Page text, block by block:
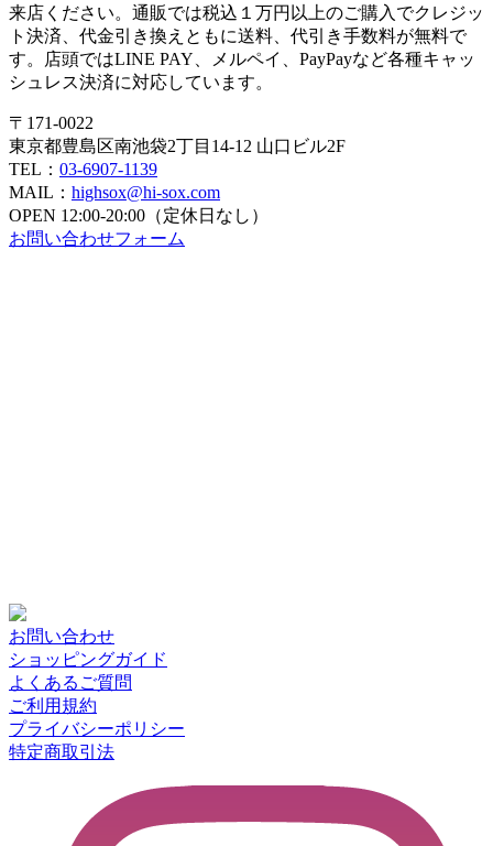
来店ください。通販では税込１万円以上のご購入でクレジッ
ト決済、代金引き換えともに送料、代引き手数料が無料で
す。店頭ではLINE PAY、メルペイ、PayPayなど各種キャッ
シュレス決済に対応しています。
〒171-0022
東京都豊島区南池袋2丁目14-12 山口ビル2F
TEL： 03-6907-1139
MAIL： highsox@hi-sox.com
OPEN 12:00-20:00（定休日なし）
お問い合わせフォーム
お問い合わせ
ショッピングガイド
よくあるご質問
ご利用規約
プライバシーポリシー
特定商取引法